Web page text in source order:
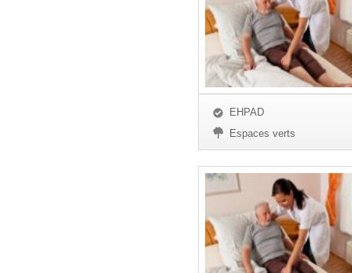
EHPAD
Espaces verts